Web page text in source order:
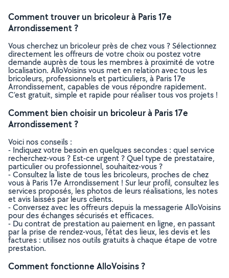
Comment trouver un bricoleur à Paris 17e
Arrondissement ?
Vous cherchez un bricoleur près de chez vous ? Sélectionnez
directement les offreurs de votre choix ou postez votre
demande auprès de tous les membres à proximité de votre
localisation. AlloVoisins vous met en relation avec tous les
bricoleurs, professionnels et particuliers, à Paris 17e
Arrondissement, capables de vous répondre rapidement.
C’est gratuit, simple et rapide pour réaliser tous vos projets !
Comment bien choisir un bricoleur à Paris 17e
Arrondissement ?
Voici nos conseils :
- Indiquez votre besoin en quelques secondes : quel service
recherchez-vous ? Est-ce urgent ? Quel type de prestataire,
particulier ou professionnel, souhaitez-vous ?
- Consultez la liste de tous les bricoleurs, proches de chez
vous à Paris 17e Arrondissement ! Sur leur profil, consultez les
services proposés, les photos de leurs réalisations, les notes
et avis laissés par leurs clients.
- Conversez avec les offreurs depuis la messagerie AlloVoisins
pour des échanges sécurisés et efficaces.
- Du contrat de prestation au paiement en ligne, en passant
par la prise de rendez-vous, l’état des lieux, les devis et les
factures : utilisez nos outils gratuits à chaque étape de votre
prestation.
Comment fonctionne AlloVoisins ?